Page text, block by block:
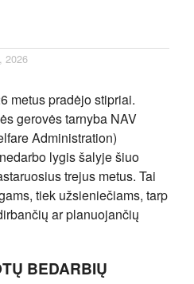
2026
metus pradėjo stipriai.
gerovės tarnyba NAV
Administration)
lygis šalyje šiuo
trejus metus. Tai
tiek užsieniečiams, tarp
ar planuojančių
BEDARBIŲ